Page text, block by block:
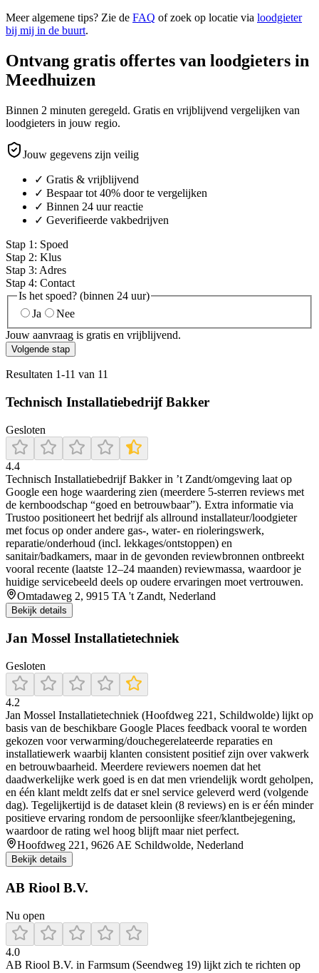
Meer algemene tips? Zie de FAQ of zoek op locatie via loodgieter
bij mij in de buurt.
Ontvang gratis offertes van loodgieters in
Meedhuizen
Binnen 2 minuten geregeld. Gratis en vrijblijvend vergelijken van
loodgieters in jouw regio.
Jouw gegevens zijn veilig
✓ Gratis & vrijblijvend
✓ Bespaar tot 40% door te vergelijken
✓ Binnen 24 uur reactie
✓ Geverifieerde vakbedrijven
Stap 1 : Spoed
Stap 2: Klus
Stap 3: Adres
Stap 4: Contact
Is het spoed? (binnen 24 uur)
Ja
Nee
Jouw aanvraag is gratis en vrijblijvend.
Volgende stap
Resultaten 1-11 van 11
Technisch Installatiebedrijf Bakker
Gesloten
4.4
Technisch Installatiebedrijf Bakker in ’t Zandt/omgeving laat op
Google een hoge waardering zien (meerdere 5-sterren reviews met
de kernboodschap “goed en betrouwbaar”). Extra informatie via
Trustoo positioneert het bedrijf als allround installateur/loodgieter
met focus op onder andere gas-, water- en rioleringswerk,
reparatie/onderhoud (incl. lekkages/ontstoppen) en
sanitair/badkamers, maar in de gevonden reviewbronnen ontbreekt
vooral recente (laatste 12–24 maanden) reviewmassa, waardoor je
huidige servicebeeld deels op oudere ervaringen moet vertrouwen.
Omtadaweg 2, 9915 TA 't Zandt, Nederland
Bekijk details
Jan Mossel Installatietechniek
Gesloten
4.2
Jan Mossel Installatietechniek (Hoofdweg 221, Schildwolde) lijkt op
basis van de beschikbare Google Places feedback vooral te worden
gekozen voor verwarming/douchegerelateerde reparaties en
installatiewerk waarbij klanten consistent positief zijn over vakwerk
en betrouwbaarheid. Meerdere reviewers noemen dat het
daadwerkelijke werk goed is en dat men vriendelijk wordt geholpen,
en één klant meldt zelfs dat er snel service geleverd werd (volgende
dag). Tegelijkertijd is de dataset klein (8 reviews) en is er één minder
positieve ervaring rondom de persoonlijke sfeer/klantbejegening,
waardoor de rating wel hoog blijft maar niet perfect.
Hoofdweg 221, 9626 AE Schildwolde, Nederland
Bekijk details
AB Riool B.V.
Nu open
4.0
AB Riool B.V. in Farmsum (Seendweg 19) lijkt zich te richten op